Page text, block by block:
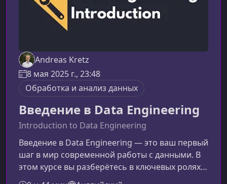
Andreas Kretz
8 мая 2025 г., 23:48
Обработка и анализ данных
Введение в Data Engineering
Introduction to Data Engineering
Введение в Data Engineering — это ваш первый
шаг в мир современной работы с данными. В
этом курсе вы разберётесь в ключевых ролях
отрасли, поймёте обязанности Data Engineer и